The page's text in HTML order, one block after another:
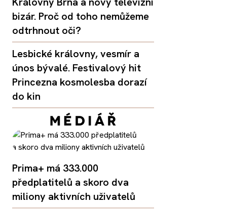
bizár. Proč od toho nemůžeme
odtrhnout oči?
Lesbické královny, vesmír a
únos bývalé. Festivalový hit
Princezna kosmolesba dorazí
do kin
Prima+ má 333.000
předplatitelů a skoro dva
miliony aktivních uživatelů